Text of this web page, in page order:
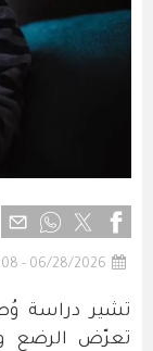
06/28/2026 - 11:08
تشير دراسة
تعرّض الرضع